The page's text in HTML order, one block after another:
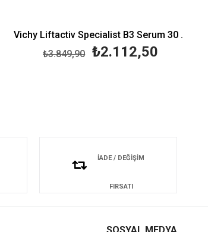
Vichy Liftactiv Specialist B3 Serum 30 ml
₺2.112,50
₺3.849,90
İADE / DEĞİŞİM
FIRSATI